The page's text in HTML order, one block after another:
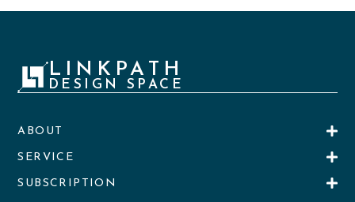
LINKPATH
DESIGN SPACE
ABOUT
SERVICE
SUBSCRIPTION